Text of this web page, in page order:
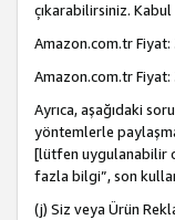
çıkarabilirsiniz.
Amazon.com.tr
Amazon.com.tr
Ayrıca, aşağıdaki
yöntemlerle
[lütfen uygulanabilir
fazla bilgi”, son
(j) Siz veya Ürün